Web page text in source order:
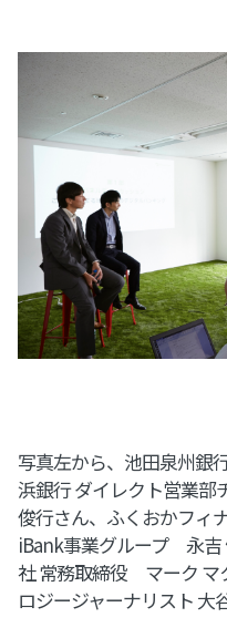
写真左から、池田泉州銀
浜銀行 ダイレクト営業
俊行さん、ふくおかフィ
iBank事業グループ 永吉
社 常務取締役 マーク マ
ロジージャーナリスト 大